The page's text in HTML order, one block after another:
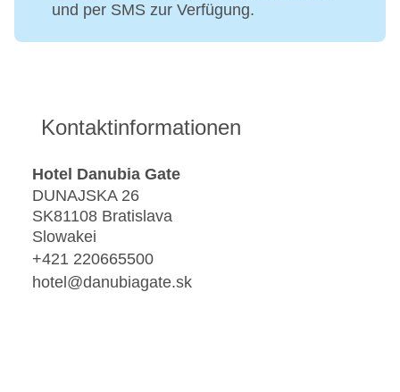
und per SMS zur Verfügung.
Kontaktinformationen
Hotel Danubia Gate
DUNAJSKA 26
SK81108 Bratislava
Slowakei
+421 220665500
hotel@danubiagate.sk